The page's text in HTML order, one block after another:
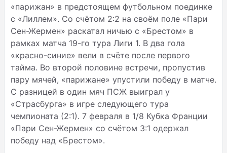
«парижан» в предстоящем футбольном поединке
с «Лиллем». Со счётом 2:2 на своём поле «Пари
Сен-Жермен» раскатал ничью с «Брестом» в
рамках матча 19-го тура Лиги 1. В два гола
«красно-синие» вели в счёте после первого
тайма. Во второй половине встречи, пропустив
пару мячей, «парижане» упустили победу в матче.
С разницей в один мяч ПСЖ выиграл у
«Страсбурга» в игре следующего тура
чемпионата (2:1). 7 февраля в 1/8 Кубка Франции
«Пари Сен-Жермен» со счётом 3:1 одержал
победу над «Брестом».